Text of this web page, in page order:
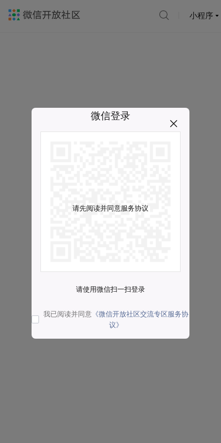
小程序
微信登录
请先阅读并同意服务协议
请使用微信扫一扫登录
我已阅读并同意 《微信开放社区交流专区服务协
议》